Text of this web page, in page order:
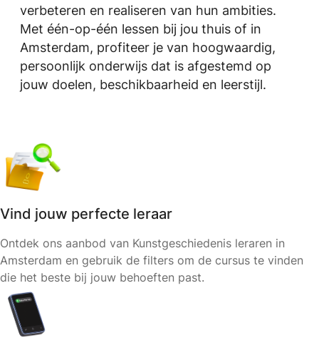
verbeteren en realiseren van hun ambities.
Met één-op-één lessen bij jou thuis of in
Amsterdam, profiteer je van hoogwaardig,
persoonlijk onderwijs dat is afgestemd op
jouw doelen, beschikbaarheid en leerstijl.
Vind jouw perfecte leraar
Ontdek ons aanbod van Kunstgeschiedenis leraren in
Amsterdam en gebruik de filters om de cursus te vinden
die het beste bij jouw behoeften past.